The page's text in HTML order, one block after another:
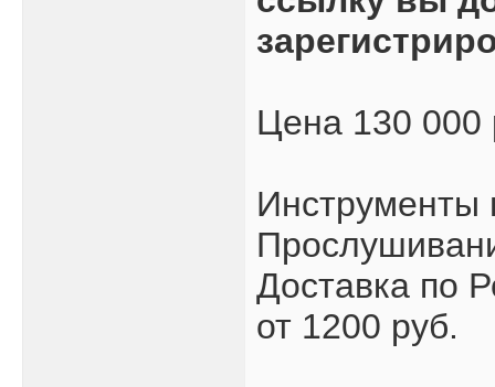
Цена 130 000
Инструменты
Доставка по
от 1200 руб.